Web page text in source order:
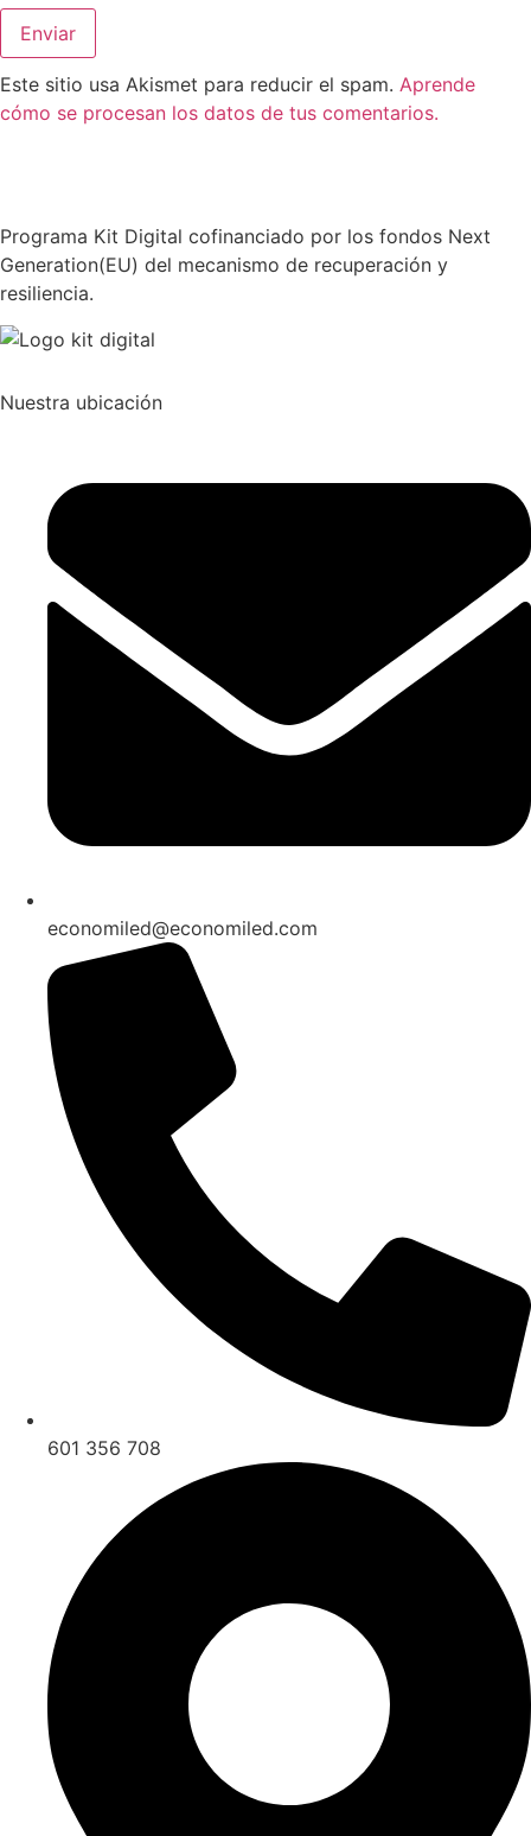
Este sitio usa Akismet para reducir el spam. Aprende
cómo se procesan los datos de tus comentarios.
Programa Kit Digital cofinanciado por los fondos Next
Generation(EU) del mecanismo de recuperación y
resiliencia.
Nuestra ubicación
economiled@economiled.com
601 356 708